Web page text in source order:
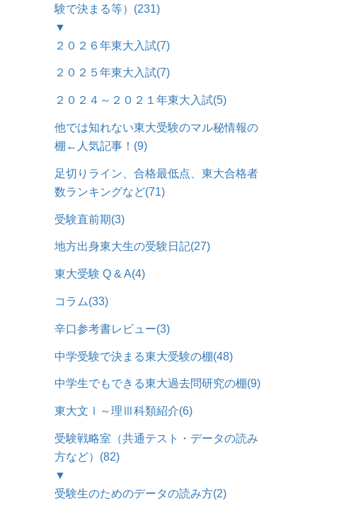
験で決まる等） (231)
▼
２０２６年東大入試(7)
２０２５年東大入試(7)
２０２４～２０２１年東大入試(5)
他では知れない東大受験のマル秘情報の
棚←人気記事！ (9)
足切りライン、合格最低点、東大合格者
数ランキングなど(71)
受験直前期(3)
地方出身東大生の受験日記(27)
東大受験 Q & A(4)
コラム(33)
辛口参考書レビュー(3)
中学受験で決まる東大受験の棚(48)
中学生でもできる東大過去問研究の棚(9)
東大文Ⅰ～理Ⅲ科類紹介(6)
受験戦略室（共通テスト・データの読み
方など） (82)
▼
受験生のためのデータの読み方(2)